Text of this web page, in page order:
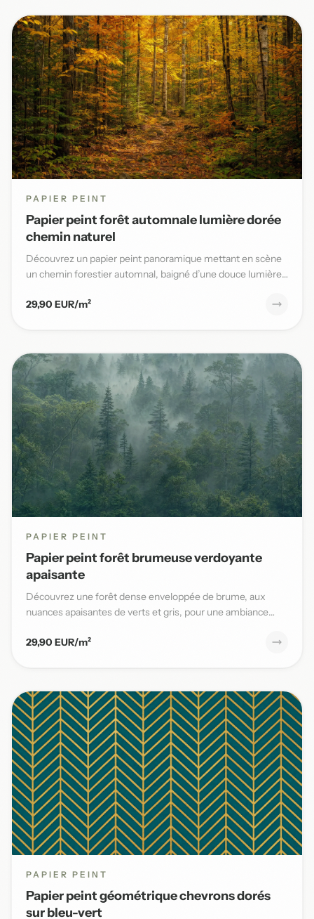
PAPIER PEINT
Papier peint forêt automnale lumière dorée
chemin naturel
Découvrez un papier peint panoramique mettant en scène
un chemin forestier automnal, baigné d’une douce lumière
29,90 EUR/m²
PAPIER PEINT
Papier peint forêt brumeuse verdoyante
apaisante
Découvrez une forêt dense enveloppée de brume, aux
nuances apaisantes de verts et gris, pour une ambiance
29,90 EUR/m²
PAPIER PEINT
Papier peint géométrique chevrons dorés
sur bleu-vert